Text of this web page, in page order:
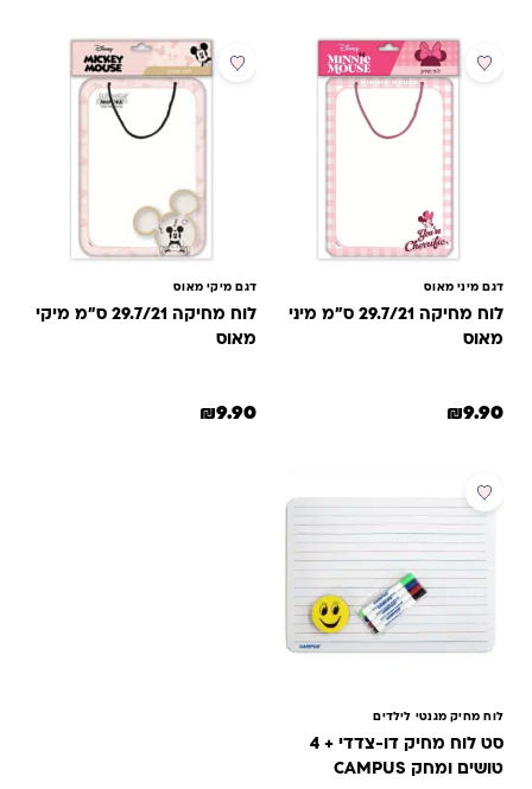
דגם מיני מאוס
לוח מחיקה 29.7/21 ס"מ מיני
מאוס
₪9.90
דגם מיקי מאוס
לוח מחיקה 29.7/21 ס"מ מיקי
מאוס
₪9.90
לוח מחיק מגנטי לילדים
סט לוח מחיק דו-צדדי + 4
טושים ומחק CAMPUS